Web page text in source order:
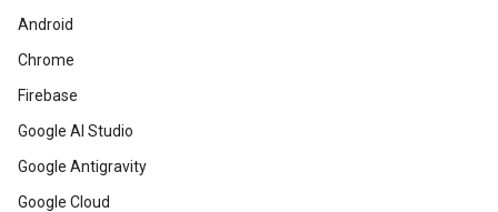
Android
Chrome
Firebase
Google AI Studio
Google Antigravity
Google Cloud